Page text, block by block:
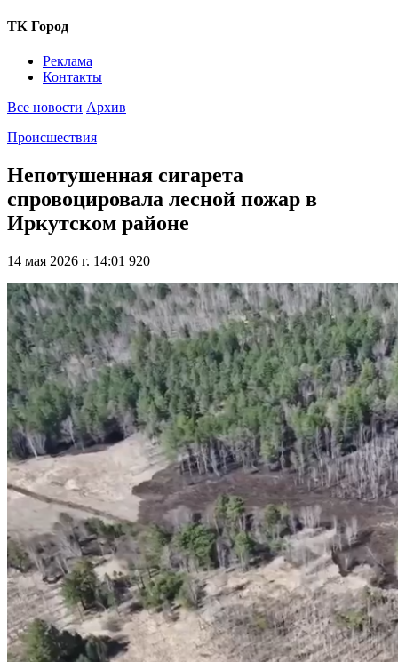
ТК Город
Реклама
Контакты
Все новости Архив
Происшествия
Непотушенная сигарета
спровоцировала лесной пожар в
Иркутском районе
14 мая 2026 г. 14:01 920